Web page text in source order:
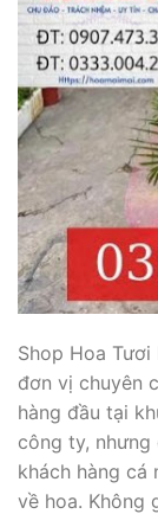
Shop Hoa
đơn vị chuyên
hàng đầu tại
công ty,
khách hàng cá
về hoa. Không